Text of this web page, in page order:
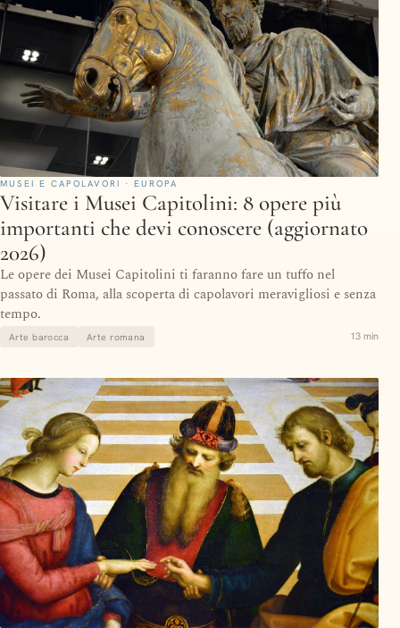
MUSEI E CAPOLAVORI · EUROPA
Visitare i Musei Capitolini: 8 opere più
importanti che devi conoscere (aggiornato
2026)
Le opere dei Musei Capitolini ti faranno fare un tuffo nel
passato di Roma, alla scoperta di capolavori meravigliosi e senza
tempo.
Arte barocca Arte romana 13 min